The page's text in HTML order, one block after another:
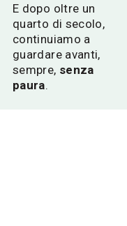
E dopo oltre un
quarto di secolo,
continuiamo a
guardare avanti,
sempre, senza
paura.